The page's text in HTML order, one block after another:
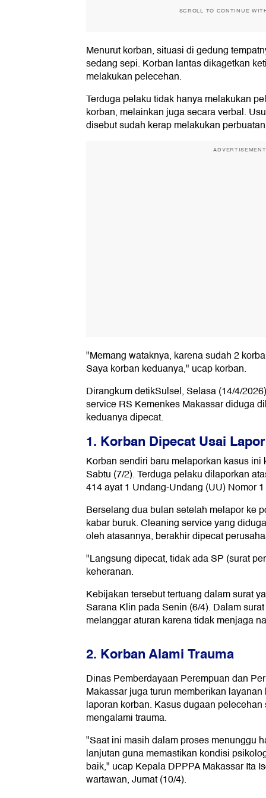
SCROLL TO CONTINUE
Menurut korban, situasi di gedung
sedang sepi. Korban lantas dikagetkan
melakukan pelecehan.
Terduga pelaku tidak hanya melakukan
korban, melainkan juga secara verbal.
disebut sudah kerap melakukan
ADVERTISEMENT
"Memang wataknya, karena sudah 2
Saya korban keduanya," ucap korban.
Dirangkum detikSulsel, Selasa (14/4/
service RS Kemenkes Makassar diduga
keduanya dipecat.
1. Korban Dipecat Usai
Korban sendiri baru melaporkan kasus
Sabtu (7/2). Terduga pelaku dilaporkan
414 ayat 1 Undang-Undang (UU) Nomor
Berselang dua bulan setelah melapor ke
kabar buruk. Cleaning service yang
oleh atasannya, berakhir dipecat
"Langsung dipecat, tidak ada SP (surat
keheranan.
Kebijakan tersebut tertuang dalam surat
Sarana Klin pada Senin (6/4). Dalam
melanggar aturan karena tidak menjaga
2. Korban Alami Trauma
Dinas Pemberdayaan Perempuan dan
Makassar juga turun memberikan
laporan korban. Kasus dugaan
mengalami trauma.
"Saat ini masih dalam proses menunggu
lanjutan guna memastikan kondisi
baik," ucap Kepala DPPPA Makassar Ita
wartawan, Jumat (10/4).